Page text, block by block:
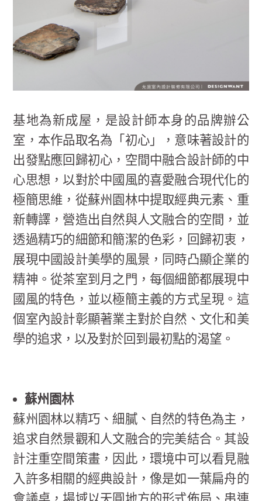
基地為新成屋，是設計師本身的品牌辦公
室，本作品取名為「初心」，意味著設計的
出發點應回歸初心，空間中融合設計師的中
心思想，以對於中國風的喜愛融合現代化的
極簡思維，從蘇州園林中提取經典元素、重
新轉譯，營造出自然與人文融合的空間，並
透過精巧的細節和簡潔的色彩，回歸初衷，
展現中國設計美學的風景，同時凸顯企業的
精神。從茶室到月之門，每個細節都展現中
國風的特色，並以極簡主義的方式呈現。這
個室內設計彰顯著業主對於自然、文化和美
學的追求，以及對於回到最初點的渴望。
蘇州園林
蘇州園林以精巧、細膩、自然的特色為主，
追求自然景觀和人文融合的完美結合。其設
計注重空間策畫，因此，環境中可以看見融
入許多相關的經典設計，像是如一葉扁舟的